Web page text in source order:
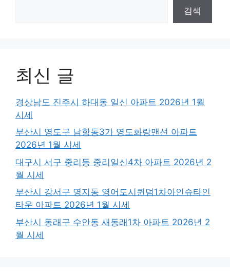
검색
최신 글
경상남도 진주시 하대동 일신 아파트 2026년 1월
시세
부산시 영도구 남항동3가 영도화랑맨션 아파트
2026년 1월 시세
대구시 서구 중리동 중리일신4차 아파트 2026년 2
월 시세
부산시 강서구 명지동 영어도시퀸덤1차아인슈타인
타운 아파트 2026년 1월 시세
부산시 동래구 수안동 새동래1차 아파트 2026년 2
월 시세